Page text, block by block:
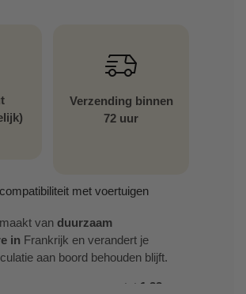
Verzending binnen
72 uur
met voertuigen
van duurzaam
in Frankrijk en verandert je
aan boord behouden blijft.
opgevouwen tot 1,33 m